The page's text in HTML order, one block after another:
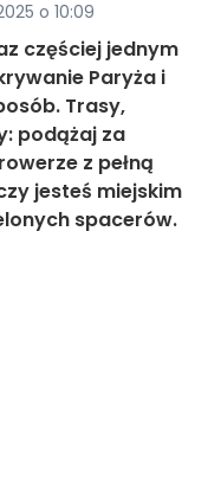
o 10:09
częściej jednym
Paryża i
Trasy,
podążaj za
z pełną
jesteś miejskim
spacerów.